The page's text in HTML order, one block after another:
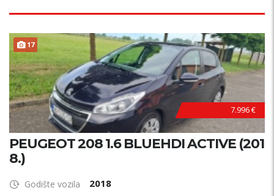
17
7.996 €
PEUGEOT 208 1.6 BLUEHDI ACTIVE (201
8.)
Godište vozila 2018